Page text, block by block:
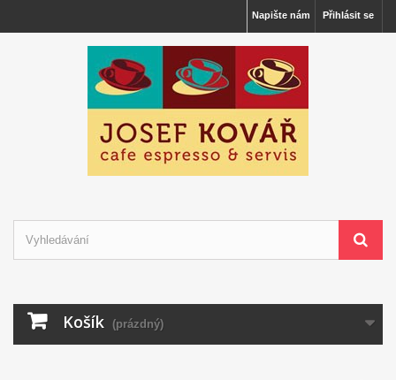
Přihlásit se
Napište nám
Košík (prázdný)